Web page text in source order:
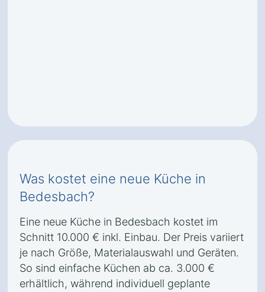
Was kostet eine neue Küche in
Bedesbach?
Eine neue Küche in Bedesbach kostet im
Schnitt 10.000 € inkl. Einbau. Der Preis variiert
je nach Größe, Materialauswahl und Geräten.
So sind einfache Küchen ab ca. 3.000 €
erhältlich, während individuell geplante